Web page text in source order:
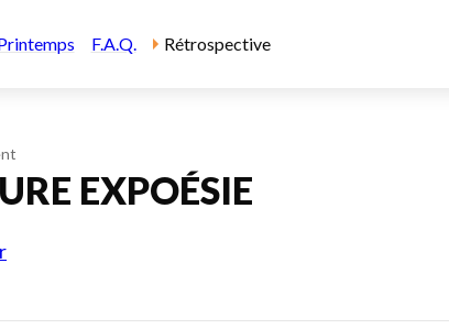
F.A.Q. Rétrospective
EXPOÉSIE